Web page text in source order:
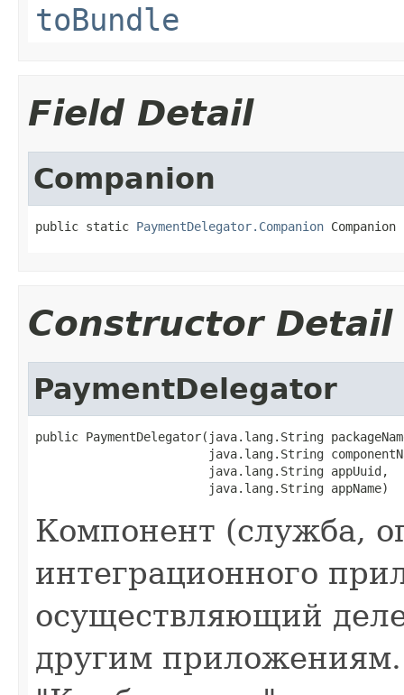
toBundle
Field Detail
Companion
public static PaymentDelegator.Companion Companion
Constructor Detail
PaymentDelegator
public PaymentDelegator(java.lang.String
java.lang.String
                        java.lang.String appUuid,
                        java.lang.String appName)
Компонент (служба,
интеграционного
осуществляющий
другим